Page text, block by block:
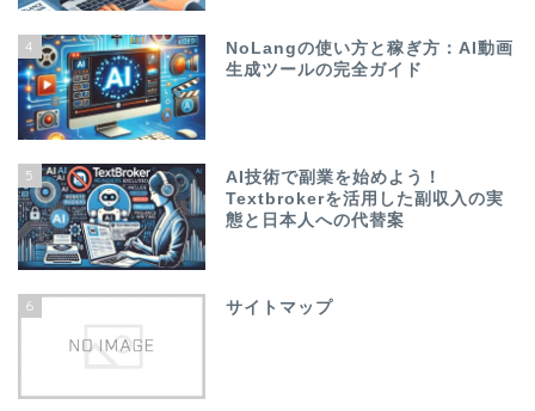
4
NoLangの使い方と稼ぎ方：AI動画
生成ツールの完全ガイド
5
AI技術で副業を始めよう！
Textbrokerを活用した副収入の実
態と日本人への代替案
6 サイトマップ